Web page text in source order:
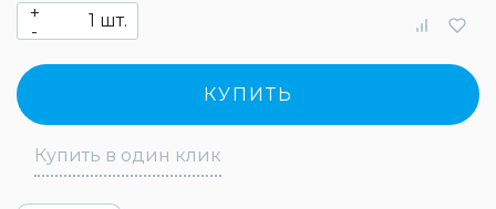
+
-
шт.
КУПИТЬ
Купить в один клик